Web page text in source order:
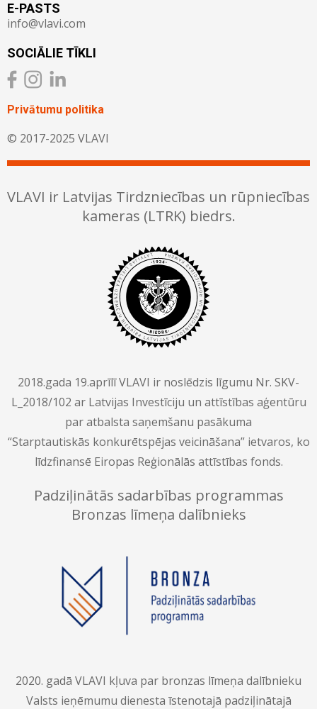
E-PASTS
info@vlavi.com
SOCIĀLIE TĪKLI
Privātumu politika
© 2017-2025 VLAVI
VLAVI ir Latvijas Tirdzniecības un rūpniecības
kameras (LTRK) biedrs.
2018.gada 19.aprīlī VLAVI ir noslēdzis līgumu Nr. SKV-
L_2018/102 ar Latvijas Investīciju un attīstības aģentūru
par atbalsta saņemšanu pasākuma
“Starptautiskās konkurētspējas veicināšana” ietvaros, ko
līdzfinansē Eiropas Reģionālās attīstības fonds.
Padziļinātās sadarbības programmas
Bronzas līmeņa dalībnieks
2020. gadā VLAVI kļuva par bronzas līmeņa dalībnieku
Valsts ieņēmumu dienesta īstenotajā padziļinātajā